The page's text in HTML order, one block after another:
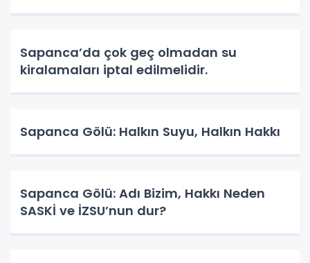
Sapanca’da çok geç olmadan su
kiralamaları iptal edilmelidir.
Sapanca Gölü: Halkın Suyu, Halkın Hakkı
Sapanca Gölü: Adı Bizim, Hakkı Neden
SASKİ ve İZSU’nun dur?